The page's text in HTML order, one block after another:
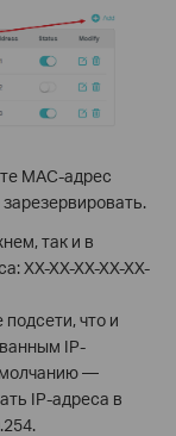
MAC-адрес
так и в
XX-XX-XX-XX-XX-
что и
IP-
—
IP-адреса в